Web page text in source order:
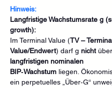
Hinweis:
Langfristige Wachstumsrate g
growth):
Im Terminal Value (TV –
Value/Endwert) darf g nicht
langfristigen nominalen
BIP‑Wachstum liegen.
ein perpetuelles „Über‑G“